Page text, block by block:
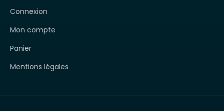
Connexion
Mon compte
Panier
Mentions légales